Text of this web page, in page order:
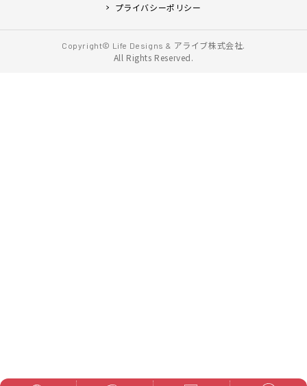
プライバシーポリシー
Copyright© Life Designs & アライブ株式会社.
All Rights Reserved.